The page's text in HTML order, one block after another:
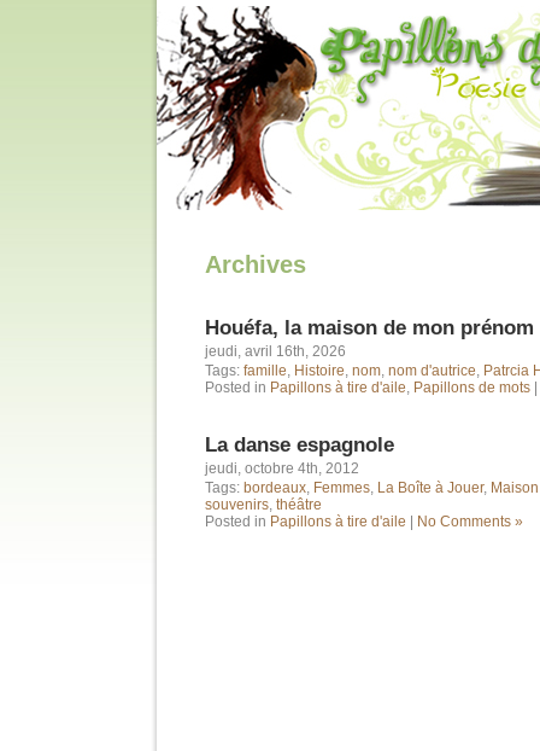
Archives
Houéfa, la maison de mon prénom
jeudi, avril 16th, 2026
Tags: famille, Histoire, nom, nom d'autrice, Patrcia
Posted in Papillons à tire d'aile, Papillons de mots
La danse espagnole
jeudi, octobre 4th, 2012
Tags: bordeaux, Femmes, La Boîte à Jouer,
souvenirs, théâtre
Posted in Papillons à tire d'aile No Comments »